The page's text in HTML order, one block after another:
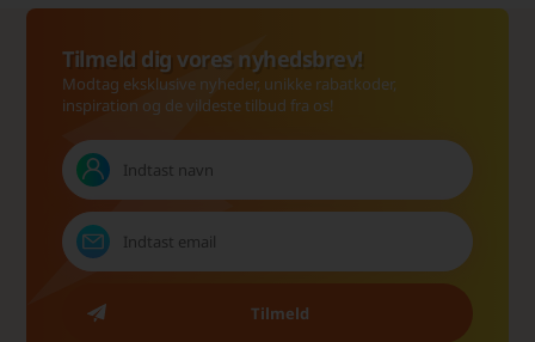
Tilmeld dig vores nyhedsbrev!
Modtag eksklusive nyheder, unikke rabatkoder,
inspiration og de vildeste tilbud fra os!